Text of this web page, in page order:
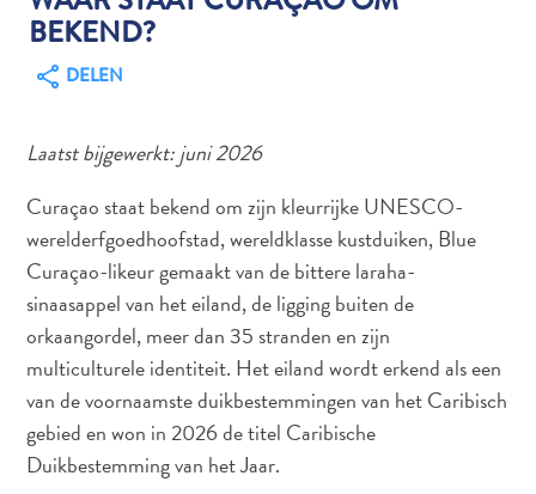
Autoverhuur
Diversen
en
snorkelplekken
Duikoperators
Eten
en
drinken
Kunst
en
cultuur
Landactiviteiten
BEKEND?
DELEN
Laatst bijgewerkt: juni 2026
Curaçao staat bekend om zijn kleurrijke UNESCO-
werelderfgoedhoofstad, wereldklasse kustduiken, Blue
Curaçao-likeur gemaakt van de bittere laraha-
sinaasappel van het eiland, de ligging buiten de
orkaangordel, meer dan 35 stranden en zijn
multiculturele identiteit. Het eiland wordt erkend als een
van de voornaamste duikbestemmingen van het Caribisch
gebied en won in 2026 de titel Caribische
Duikbestemming van het Jaar.